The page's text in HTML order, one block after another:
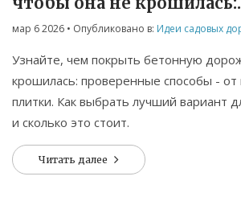
проверенные способы
мар 6 2026 • Опубликовано в: Идеи садовых
Узнайте, чем покрыть бетонную
крошилась: проверенные способы - от
плитки. Как выбрать лучший вариант
и сколько это стоит.
Читать далее